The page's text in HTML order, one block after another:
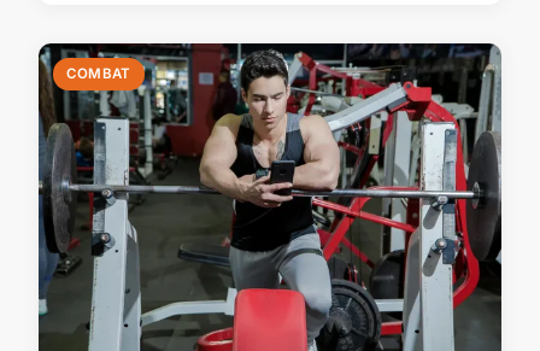
COMBAT